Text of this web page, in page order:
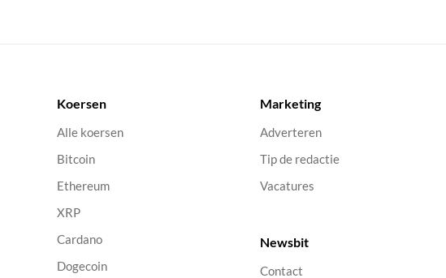
Koersen
Alle koersen
Bitcoin
Ethereum
XRP
Cardano
Dogecoin
Marketing
Adverteren
Tip de redactie
Vacatures
Newsbit
Contact